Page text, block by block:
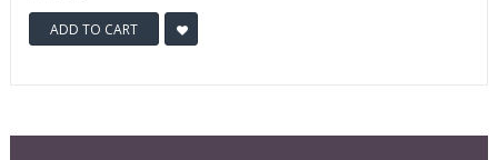
ADD TO CART